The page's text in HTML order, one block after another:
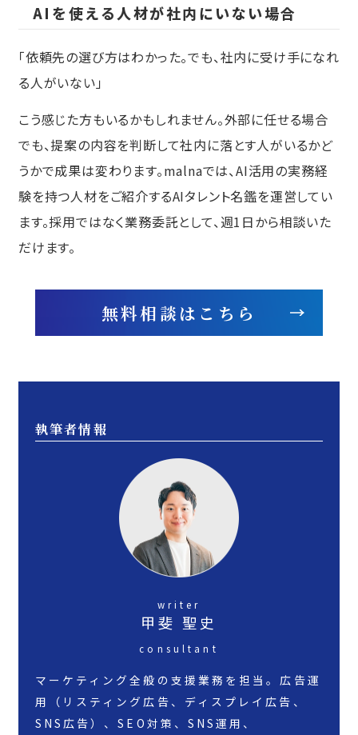
AIを使える人材が社内にいない場合
「依頼先の選び方はわかった。でも、社内に受け手になれ
る人がいない」
こう感じた方もいるかもしれません。外部に任せる場合
でも、提案の内容を判断して社内に落とす人がいるかど
うかで成果は変わります。malnaでは、AI活用の実務経
験を持つ人材をご紹介するAIタレント名鑑を運営してい
ます。採用ではなく業務委託として、週1日から相談いた
だけます。
無料相談はこちら
執筆者情報
writer
甲斐 聖史
consultant
マーケティング全般の支援業務を担当。広告運
用（リスティング広告、ディスプレイ広告、
SNS広告）、SEO対策、SNS運用、